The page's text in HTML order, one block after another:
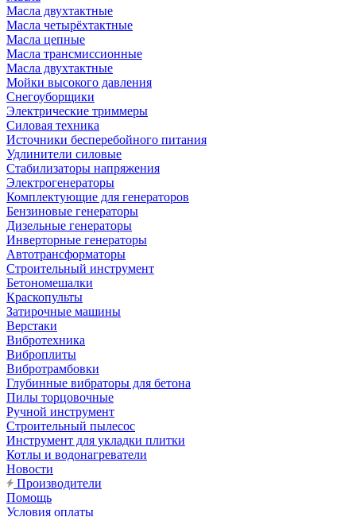
Масла двухтактные
Масла четырёхтактные
Масла цепные
Масла трансмиссионные
Масла двухтактные
Мойки высокого давления
Снегоуборщики
Электрические триммеры
Силовая техника
Источники бесперебойного питания
Удлинители силовые
Стабилизаторы напряжения
Электрогенераторы
Комплектующие для генераторов
Бензиновые генераторы
Дизельные генераторы
Инверторные генераторы
Автотрансформаторы
Строительный инструмент
Бетономешалки
Краскопульты
Затирочные машины
Верстаки
Вибротехника
Виброплиты
Вибротрамбовки
Глубинные вибраторы для бетона
Пилы торцовочные
Ручной инструмент
Строительный пылесос
Инструмент для укладки плитки
Котлы и водонагреватели
Новости
Производители
Помощь
Условия оплаты